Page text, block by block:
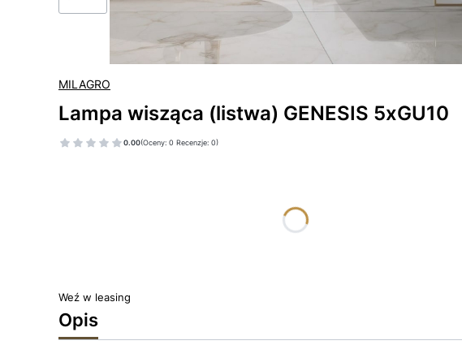
MILAGRO
Lampa wisząca (listwa) GENESIS 5xGU10
0.00(Oceny: 0 Recenzje: 0)
Weź w leasing
Opis